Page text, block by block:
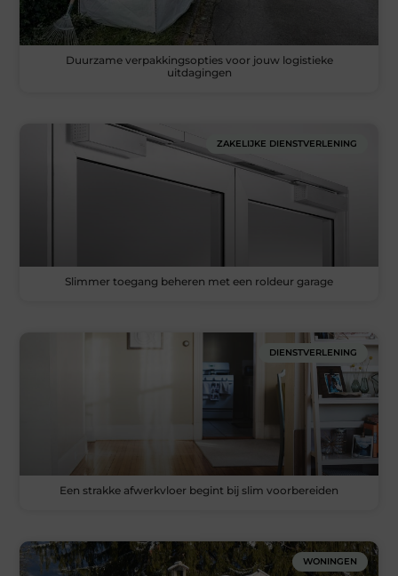
Duurzame verpakkingsopties voor jouw logistieke
uitdagingen
ZAKELIJKE DIENSTVERLENING
Slimmer toegang beheren met een roldeur garage
DIENSTVERLENING
Een strakke afwerkvloer begint bij slim voorbereiden
WONINGEN